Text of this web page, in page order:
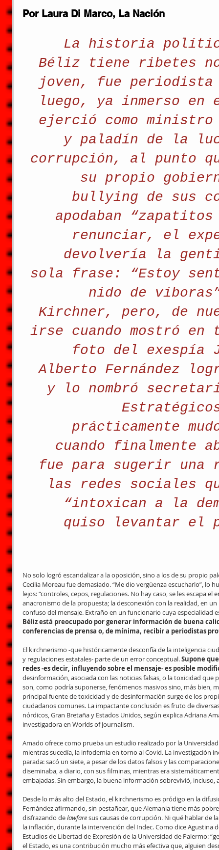
Por Laura Di Marco, La Nación
La historia
Béliz tiene ribetes
joven, fue
luego, ya inmerso en
ejerció como
y paladín de la
corrupción, al punto
su propio
bullying de sus
apodaban
renunciar, el
devolvería la
sola frase: “Estoy
nido de
Kirchner, pero, de
irse cuando mostró
foto del exespía
Alberto Fernández
y lo nombró
prácticamente
cuando finalmente
fue para sugerir una
las redes sociales
“intoxican a la
quiso levantar
No solo logró escandalizar a la oposición, sino a los de su propio
Cecilia Moreau fue demasiado. “Me dio vergüenza escucharlo”, lo
lejos: “controles, cepos, regulaciones. No hay caso, se les escapa el
anacronismo de la propuesta; la desconexión con la realidad, en
confuso del mensaje. Extraño en un funcionario cuya especialidad
Béliz está preocupado por generar información de buena
conferencias de prensa o, de mínima, recibir a periodistas
El kirchnerismo -que históricamente desconfía de la inteligencia
y regulaciones estatales- parte de un error conceptual. Supone
redes -es decir, influyendo sobre el mensaje- es posible
desinformación, asociada con las noticias falsas, o la toxicidad
son, como podría suponerse, fenómenos masivos sino, más bien,
principal fuente de toxicidad y de desinformación surge de los
ciudadanos comunes. La impactante conclusión es fruto de
nórdicos, Gran Bretaña y Estados Unidos, según explica Adriana
investigadora en Worlds of Journalism.
Amado ofrece como prueba un estudio realizado por la
mientras sucedía, la infodemia en torno al Covid. La investigación
parada: sacó un siete, a pesar de los datos falsos y las
diseminaba, a diario, con sus filminas, mientras era
embajadas. Sin embargo, la buena información sobrevivió, incluso,
Desde lo más alto del Estado, el kirchnerismo es pródigo en la
Fernández afirmando, sin pestañear, que Alemania tiene más
disfrazando de lawfare sus causas de corrupción. Ni qué hablar de
la inflación, durante la intervención del Indec. Como dice Agustina
Estudios de Libertad de Expresión de la Universidad de Palermo:
el Estado, es una contribución mucho más efectiva que, alguien